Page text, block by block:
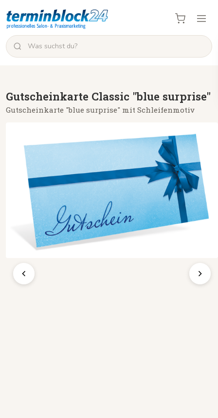
Gutscheinkarte Classic "blue surprise"
Gutscheinkarte "blue surprise" mit Schleifenmotiv